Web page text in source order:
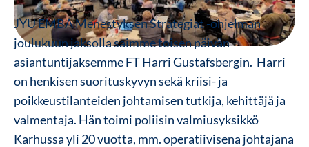
JYU EMBAMenestyksen Strategiat-ohjelman
joulukuun jaksolla saimme toisen päivän
asiantuntijaksemme FT Harri Gustafsbergin. Harri
on henkisen suorituskyvyn sekä kriisi- ja
poikkeustilanteiden johtamisen tutkija, kehittäjä ja
valmentaja. Hän toimi poliisin valmiusyksikkö
Karhussa yli 20 vuotta, mm. operatiivisena johtajana